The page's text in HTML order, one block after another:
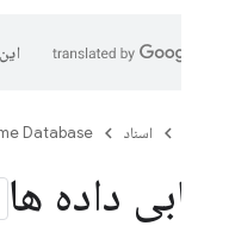
اسناد Database
بازیابی داده ها